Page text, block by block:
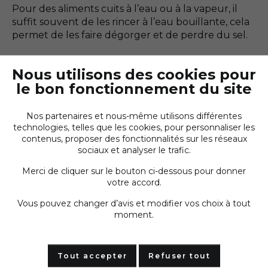
Pour des aliments cuits à l’eau ou à la vapeur, il
suffit souvent de les rincer à l’eau bouillante, cela
permet de les faire dégorger et de perdre du sel.
Faire dégorger dans une poêle
légumes cuits à la vapeur, faites-les dégorger dans
une poêle avec un fond d’eau. Videz
régulièrement l’eau et remplacez-la par de l’eau
claire jusqu’à ce que le goût du sel disparaisse
totalement.
Adopter les bons gestes
salez jamais directement dans le plat, vous
Nous utilisons des cookies pour
le bon fonctionnement du site
Nos partenaires et nous-même utilisons différentes
technologies, telles que les cookies, pour personnaliser les
contenus, proposer des fonctionnalités sur les réseaux
sociaux et analyser le trafic.
Merci de cliquer sur le bouton ci-dessous pour donner
votre accord.
Vous pouvez changer d’avis et modifier vos choix à tout
moment.
Tout accepter Refuser tout